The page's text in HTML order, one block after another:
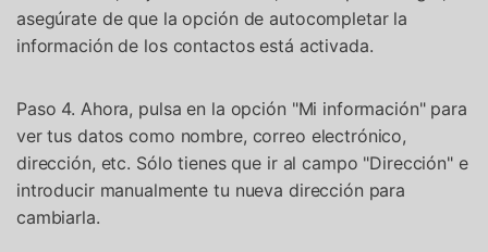
asegúrate de que la opción de autocompletar la
información de los contactos está activada.
Paso 4. Ahora, pulsa en la opción "Mi información" para
ver tus datos como nombre, correo electrónico,
dirección, etc. Sólo tienes que ir al campo "Dirección" e
introducir manualmente tu nueva dirección para
cambiarla.